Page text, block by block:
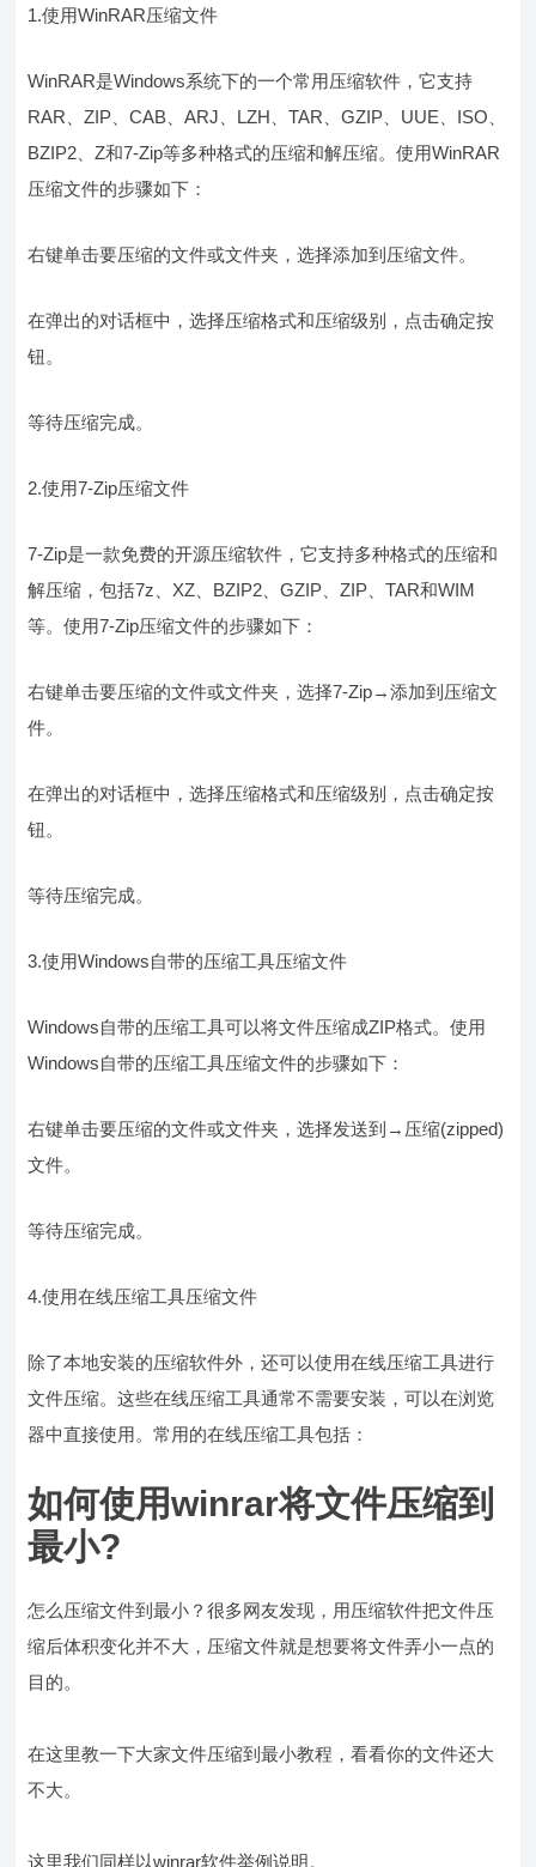
1.使用WinRAR压缩文件
WinRAR是Windows系统下的一个常用压缩软件，它支持
RAR、ZIP、CAB、ARJ、LZH、TAR、GZIP、UUE、ISO、
BZIP2、Z和7-Zip等多种格式的压缩和解压缩。使用WinRAR
压缩文件的步骤如下：
右键单击要压缩的文件或文件夹，选择添加到压缩文件。
在弹出的对话框中，选择压缩格式和压缩级别，点击确定按
钮。
等待压缩完成。
2.使用7-Zip压缩文件
7-Zip是一款免费的开源压缩软件，它支持多种格式的压缩和
解压缩，包括7z、XZ、BZIP2、GZIP、ZIP、TAR和WIM
等。使用7-Zip压缩文件的步骤如下：
右键单击要压缩的文件或文件夹，选择7-Zip→添加到压缩文
件。
在弹出的对话框中，选择压缩格式和压缩级别，点击确定按
钮。
等待压缩完成。
3.使用Windows自带的压缩工具压缩文件
Windows自带的压缩工具可以将文件压缩成ZIP格式。使用
Windows自带的压缩工具压缩文件的步骤如下：
右键单击要压缩的文件或文件夹，选择发送到→压缩(zipped)
文件。
等待压缩完成。
4.使用在线压缩工具压缩文件
除了本地安装的压缩软件外，还可以使用在线压缩工具进行
文件压缩。这些在线压缩工具通常不需要安装，可以在浏览
器中直接使用。常用的在线压缩工具包括：
如何使用winrar将文件压缩到
最小?
怎么压缩文件到最小？很多网友发现，用压缩软件把文件压
缩后体积变化并不大，压缩文件就是想要将文件弄小一点的
目的。
在这里教一下大家文件压缩到最小教程，看看你的文件还大
不大。
这里我们同样以winrar软件举例说明。